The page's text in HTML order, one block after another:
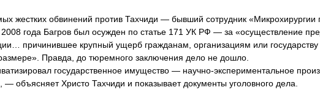
жестких обвинений против Тахчиди — бывший сотрудник «Микрохирургии
года Багров был осужден по статье 171 УК РФ — за «осуществление
причинившее крупный ущерб гражданам, организациям или
Правда, до тюремного заключения дело не дошло.
государственное имущество — научно-экспериментальное
— объясняет Христо Тахчиди и показывает документы уголовного дела.